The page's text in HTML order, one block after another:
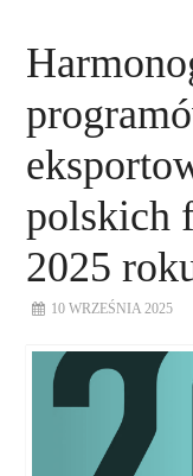
DORADZTWO
PROEXIO
KONTAKT
polskich
2025
10 WRZEŚNIA 2025